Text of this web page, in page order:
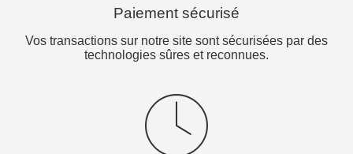
Paiement sécurisé
Vos transactions sur notre site sont sécurisées par des
technologies sûres et reconnues.